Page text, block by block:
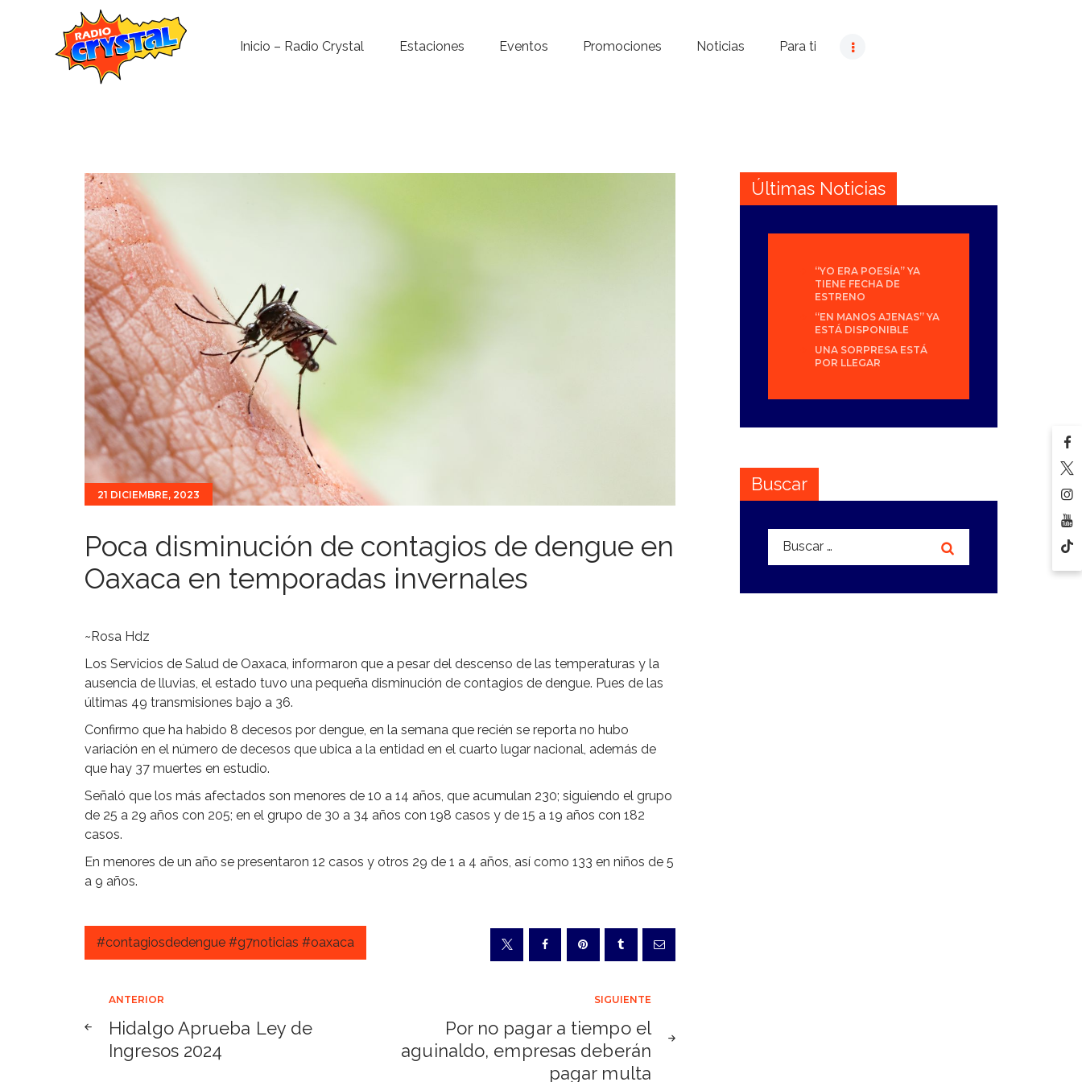
Inicio – Radio Crystal Estaciones Eventos Promociones Noticias Para ti
Noticias
21 DICIEMBRE, 2023
Poca disminución de contagios de dengue en
Oaxaca en temporadas invernales
~Rosa Hdz
Los Servicios de Salud de Oaxaca, informaron que a pesar del descenso de las temperaturas y la
ausencia de lluvias, el estado tuvo una pequeña disminución de contagios de dengue. Pues de las
últimas 49 transmisiones bajo a 36.
Confirmo que ha habido 8 decesos por dengue, en la semana que recién se reporta no hubo
variación en el número de decesos que ubica a la entidad en el cuarto lugar nacional, además de
que hay 37 muertes en estudio.
Señaló que los más afectados son menores de 10 a 14 años, que acumulan 230; siguiendo el grupo
de 25 a 29 años con 205; en el grupo de 30 a 34 años con 198 casos y de 15 a 19 años con 182
casos.
En menores de un año se presentaron 12 casos y otros 29 de 1 a 4 años, así como 133 en niños de 5
a 9 años.
#contagiosdedengue #g7noticias #oaxaca
Navegación
de
ANTERIOR
Hidalgo Aprueba Ley de
Ingresos 2024
SIGUIENTE
Por no pagar a tiempo el
aguinaldo, empresas deberán
pagar multa
Últimas Noticias
“YO ERA POESÍA” YA
TIENE FECHA DE
ESTRENO
“EN MANOS AJENAS” YA
ESTÁ DISPONIBLE
UNA SORPRESA ESTÁ
POR LLEGAR
Buscar
Buscar: